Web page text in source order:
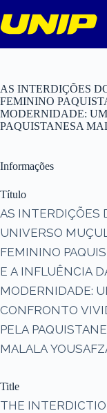
para
o
AS INTERDIÇÕES
FEMININO
MODERNIDADE:
PAQUISTANESA
Informações
Título
AS INTERDIÇÕES
UNIVERSO
FEMININO
E A INFLUÊNCIA
MODERNIDADE:
CONFRONTO
PELA
MALALA
Title
THE